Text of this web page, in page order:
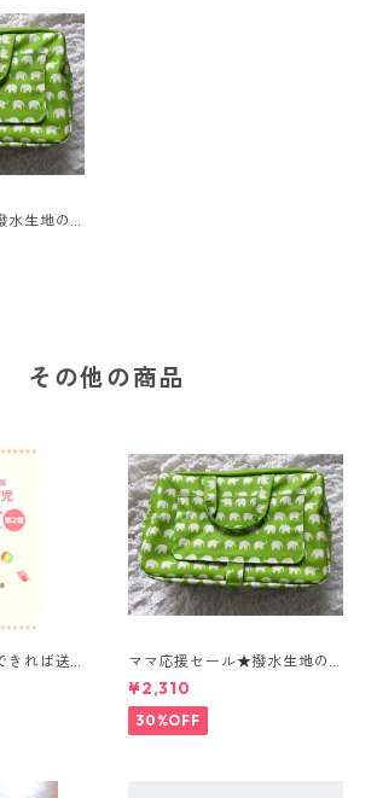
水生地の
強く、
出せる
おむつポ
その他の商品
きれば送
バイブル
ビーマ
ママ応援セール★撥水生地の
表面は水にも汚れにも強く、
おしりふきがさっと出せる
おしゃれで機能的なおむつポ
ーチ
¥2,310
30%OFF